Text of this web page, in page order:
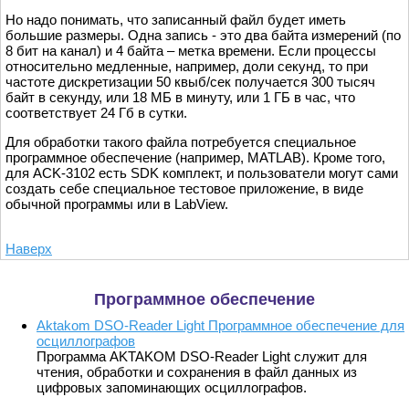
Но надо понимать, что записанный файл будет иметь
большие размеры. Одна запись - это два байта измерений (по
8 бит на канал) и 4 байта – метка времени. Если процессы
относительно медленные, например, доли секунд, то при
частоте дискретизации 50 квыб/сек получается 300 тысяч
байт в секунду, или 18 МБ в минуту, или 1 ГБ в час, что
соответствует 24 Гб в сутки.
Для обработки такого файла потребуется специальное
программное обеспечение (например, MATLAB). Кроме того,
для ACK-3102 есть SDK комплект, и пользователи могут сами
создать себе специальное тестовое приложение, в виде
обычной программы или в LabView.
Наверх
Программное обеспечение
Aktakom DSO-Reader Light Программное обеспечение для
осциллографов
Программа AKTAKOM DSO-Reader Light служит для
чтения, обработки и сохранения в файл данных из
цифровых запоминающих осциллографов.